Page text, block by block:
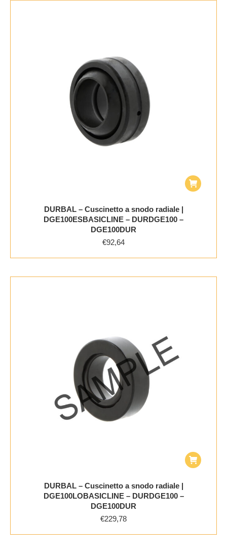
DURBAL – Cuscinetto a snodo radiale |
DGE100ESBASICLINE – DURDGE100 –
DGE100DUR
€92,64
DURBAL – Cuscinetto a snodo radiale |
DGE100LOBASICLINE – DURDGE100 –
DGE100DUR
€229,78